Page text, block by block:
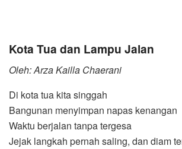
Kota Tua dan Lampu Jalan
Oleh: Arza Kailla Chaerani
Di kota tua kita singgah
Bangunan menyimpan napas kenangan
Waktu berjalan tanpa tergesa
Jejak langkah pernah saling, dan diam